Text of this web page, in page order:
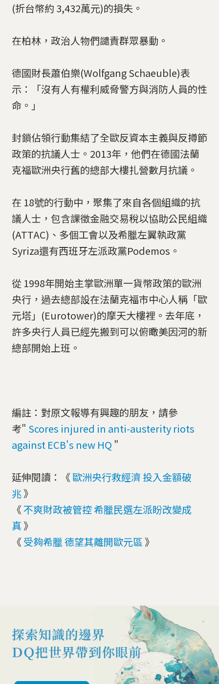
(折台幣約 3,432萬元)的損失。
在柏林，政治人物們譴責群眾暴動。
德國財長蕭伯樂(Wolfgang Schaeuble)表
示：「沒有人有權利威脅警方與消防人員的性
命。」
封鎖佔領行動集結了全歐反資本主義與反撙節
政策的抗議人士。2013年，他們在德國法蘭
克福歐洲央行舊的總部大樓扎營數月抗議。
在 18號的行動中，聚集了來自各個組織的抗
議人士，包含課徵金融交易稅以協助公民組織
(ATTAC)、多個工會以及希臘左翼執政黨
Syriza還有西班牙左派政黨Podemos。
從 1998年開始主掌歐洲單一貨幣政策的歐洲
央行，過去總部設在法蘭克福市中心人稱「歐
元塔」(Eurotower)的摩天大樓裡。去年底，
許多央行人員已經先搬到可以俯瞰美因河的新
總部開始上班。
編註：對原文報導有興趣的朋友，請參
考" Scores injured in anti-austerity riots
against ECB's new HQ "
延伸閱讀：《 歐洲央行救經濟 投入金額破
兆》
《不爽財政被管控 希臘民選左派盼改變成
真 》
《 受夠希臘 德望其離開歐元區 》